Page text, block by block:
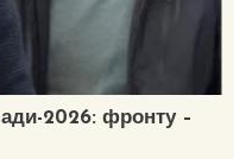
2026: фронту –